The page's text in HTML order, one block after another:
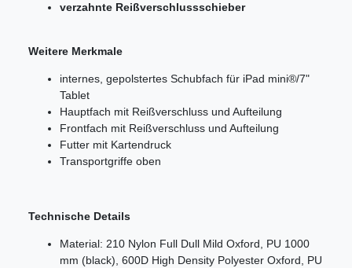
verzahnte Reißverschlussschieber
Weitere Merkmale
internes, gepolstertes Schubfach für iPad mini®/7"
Tablet
Hauptfach mit Reißverschluss und Aufteilung
Frontfach mit Reißverschluss und Aufteilung
Futter mit Kartendruck
Transportgriffe oben
Technische Details
Material: 210 Nylon Full Dull Mild Oxford, PU 1000
mm (black), 600D High Density Polyester Oxford, PU